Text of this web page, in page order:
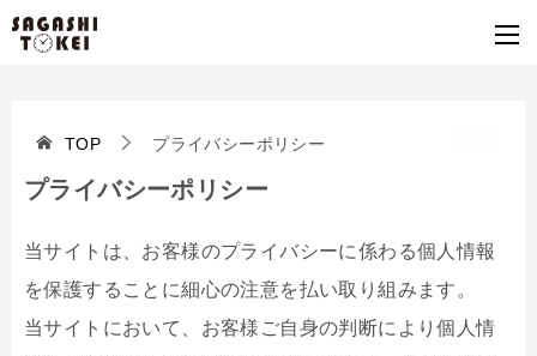
TOP プライバシーポリシー
プライバシーポリシー
当サイトは、お客様のプライバシーに係わる個人情報
を保護することに細心の注意を払い取り組みます。
当サイトにおいて、お客様ご自身の判断により個人情